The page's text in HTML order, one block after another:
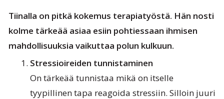
Tiinalla on pitkä kokemus terapiatyöstä. Hän nosti
kolme tärkeää asiaa esiin pohtiessaan ihmisen
mahdollisuuksia vaikuttaa polun kulkuun.
Stressioireiden tunnistaminen
On tärkeää tunnistaa mikä on itselle
tyypillinen tapa reagoida stressiin. Silloin juuri